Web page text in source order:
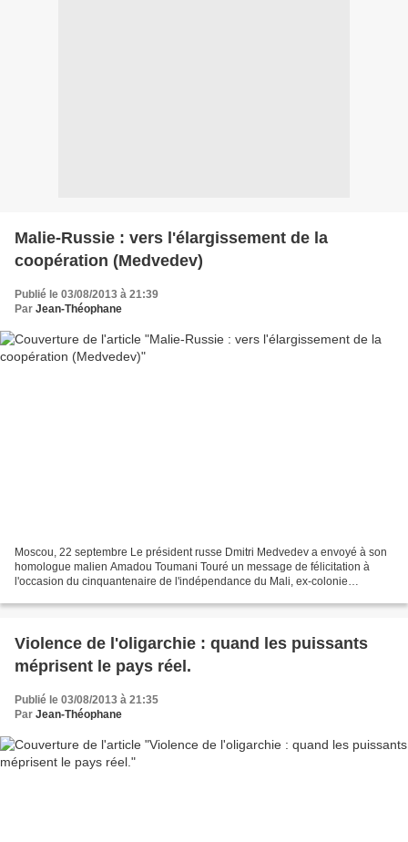
Malie-Russie : vers l'élargissement de la
coopération (Medvedev)
Publié le 03/08/2013 à 21:39
Par Jean-Théophane
Moscou, 22 septembre Le président russe Dmitri Medvedev a envoyé à son
homologue malien Amadou Toumani Touré un message de félicitation à
l'occasion du cinquantenaire de l'indépendance du Mali, ex-colonie
Violence de l'oligarchie : quand les puissants
méprisent le pays réel.
Publié le 03/08/2013 à 21:35
Par Jean-Théophane